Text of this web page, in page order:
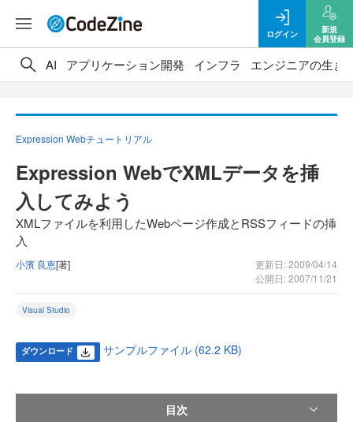
ログイン
新規
会員登録
AI アプリケーション開発 インフラ エンジニアの生き
Expression Webチュートリアル
Expression WebでXMLデータを挿
入してみよう
XMLファイルを利用したWebページ作成とRSSフィードの挿
入
小濱 良恵[著]
更新日: 2009/04/14
公開日: 2007/11/21
Visual Studio
ダウンロード サンプルファイル (62.2 KB)
目次